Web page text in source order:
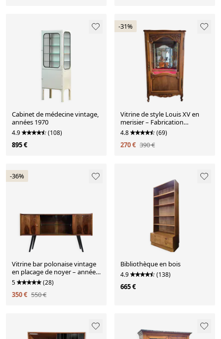
Cabinet de médecine vintage,
années 1970
4.9 (108)
895 €
-31%
Vitrine de style Louis XV en
merisier – Fabrication
française UNIFA
4.8 (69)
270 € 390 €
-36%
Vitrine bar polonaise vintage
en placage de noyer – années
60
5 (28)
350 € 550 €
Bibliothèque en bois
4.9 (138)
665 €